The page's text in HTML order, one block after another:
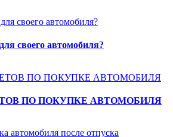
своего автомобиля?
ПО ПОКУПКЕ АВТОМОБИЛЯ